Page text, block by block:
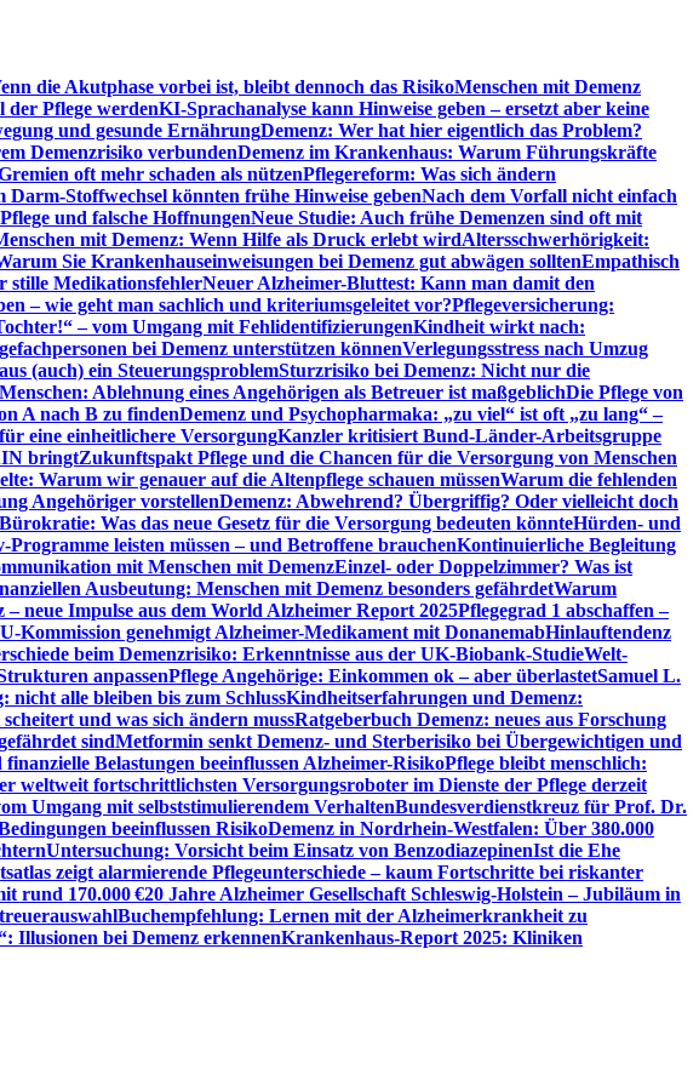
die Akutphase vorbei ist, bleibt dennoch das RisikoMenschen mit Demenz
der Pflege werdenKI-Sprachanalyse kann Hinweise geben – ersetzt aber keine
und gesunde ErnährungDemenz: Wer hat hier eigentlich das Problem?
Demenzrisiko verbundenDemenz im Krankenhaus: Warum Führungskräfte
oft mehr schaden als nützenPflegereform: Was sich ändern
Stoffwechsel könnten frühe Hinweise gebenNach dem Vorfall nicht einfach
und falsche HoffnungenNeue Studie: Auch frühe Demenzen sind oft mit
mit Demenz: Wenn Hilfe als Druck erlebt wirdAltersschwerhörigkeit:
Sie Krankenhauseinweisungen bei Demenz gut abwägen solltenEmpathisch
stille MedikationsfehlerNeuer Alzheimer-Bluttest: Kann man damit den
– wie geht man sachlich und kriteriumsgeleitet vor?Pflegeversicherung:
– vom Umgang mit FehlidentifizierungenKindheit wirkt nach:
bei Demenz unterstützen könnenVerlegungsstress nach Umzug
(auch) ein SteuerungsproblemSturzrisiko bei Demenz: Nicht nur die
Ablehnung eines Angehörigen als Betreuer ist maßgeblichDie Pflege von
A nach B zu findenDemenz und Psychopharmaka: „zu viel“ ist oft „zu lang“ –
eine einheitlichere VersorgungKanzler kritisiert Bund-Länder-Arbeitsgruppe
bringtZukunftspakt Pflege und die Chancen für die Versorgung von Menschen
Warum wir genauer auf die Altenpflege schauen müssenWarum die fehlenden
Angehöriger vorstellenDemenz: Abwehrend? Übergriffig? Oder vielleicht doch
Was das neue Gesetz für die Versorgung bedeuten könnteHürden- und
leisten müssen – und Betroffene brauchenKontinuierliche Begleitung
mit Menschen mit DemenzEinzel- oder Doppelzimmer? Was ist
Ausbeutung: Menschen mit Demenz besonders gefährdetWarum
– neue Impulse aus dem World Alzheimer Report 2025Pflegegrad 1 abschaffen –
Kommission genehmigt Alzheimer-Medikament mit DonanemabHinlauftendenz
beim Demenzrisiko: Erkenntnisse aus der UK-Biobank-StudieWelt-
anpassenPflege Angehörige: Einkommen ok – aber überlastetSamuel L.
nicht alle bleiben bis zum SchlussKindheitserfahrungen und Demenz:
und was sich ändern mussRatgeberbuch Demenz: neues aus Forschung
sindMetformin senkt Demenz- und Sterberisiko bei Übergewichtigen und
Belastungen beeinflussen Alzheimer-RisikoPflege bleibt menschlich:
weltweit fortschrittlichsten Versorgungsroboter im Dienste der Pflege derzeit
Umgang mit selbststimulierendem VerhaltenBundesverdienstkreuz für Prof. Dr.
beeinflussen RisikoDemenz in Nordrhein-Westfalen: Über 380.000
Untersuchung: Vorsicht beim Einsatz von BenzodiazepinenIst die Ehe
zeigt alarmierende Pflegeunterschiede – kaum Fortschritte bei riskanter
rund 170.000 €20 Jahre Alzheimer Gesellschaft Schleswig-Holstein – Jubiläum in
Buchempfehlung: Lernen mit der Alzheimerkrankheit zu
Illusionen bei Demenz erkennenKrankenhaus-Report 2025: Kliniken